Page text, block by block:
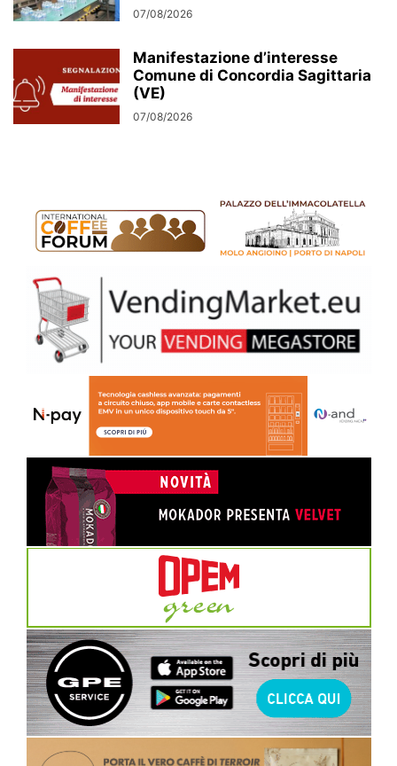
07/08/2026
Manifestazione d’interesse
Comune di Concordia Sagittaria
(VE)
07/08/2026